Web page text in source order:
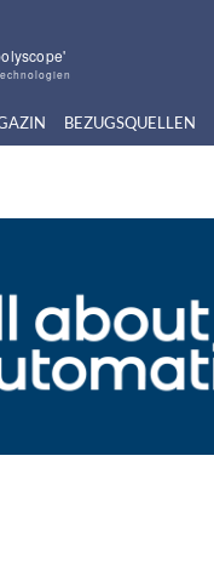
BEZUGSQUELLEN